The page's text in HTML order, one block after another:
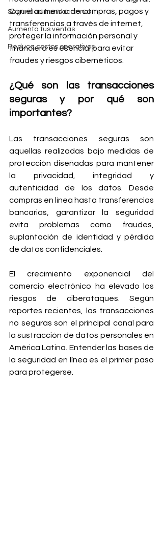
Seguridad transaccional
Aumenta tus ventas
Reduce costos operativos
Con el aumento de compras, pagos y
transferencias a través de internet,
proteger la información personal y
financiera es esencial para evitar
fraudes y riesgos cibernéticos.
¿Qué son las transacciones
seguras y por qué son
importantes?
Las transacciones seguras son
aquellas realizadas bajo medidas de
protección diseñadas para mantener
la privacidad, integridad y
autenticidad de los datos. Desde
compras en línea hasta transferencias
bancarias, garantizar la seguridad
evita problemas como fraudes,
suplantación de identidad y pérdida
de datos confidenciales.
El crecimiento exponencial del
comercio electrónico ha elevado los
riesgos de ciberataques. Según
reportes recientes, las transacciones
no seguras son el principal canal para
la sustracción de datos personales en
América Latina. Entender las bases de
la seguridad en línea es el primer paso
para protegerse.